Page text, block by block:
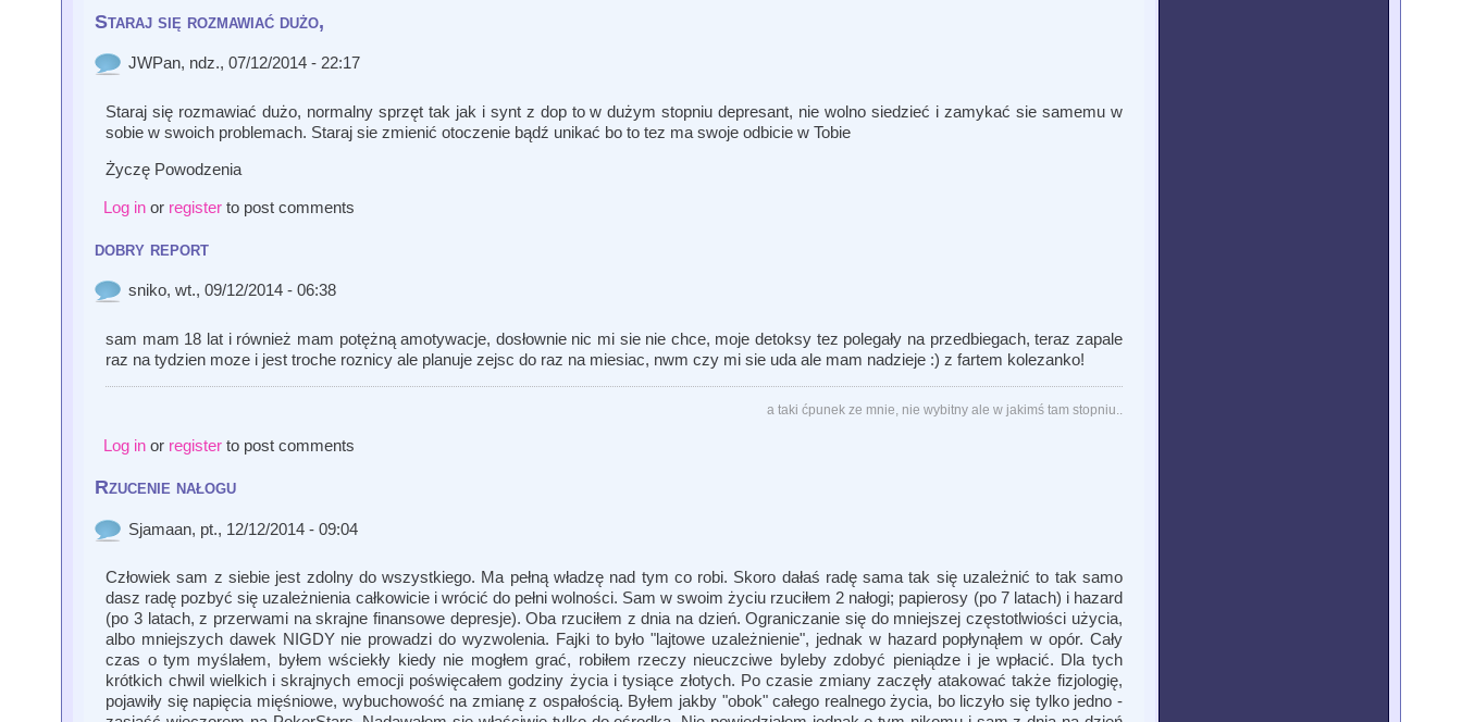
Staraj się rozmawiać dużo,
JWPan, ndz., 07/12/2014 - 22:17
Staraj się rozmawiać dużo, normalny sprzęt tak jak i synt z dop to w dużym stopniu depresant, nie wolno siedzieć i zamykać sie samemu w
sobie w swoich problemach. Staraj sie zmienić otoczenie bądź unikać bo to tez ma swoje odbicie w Tobie
Życzę Powodzenia
Log inor registerto post comments
dobry report
sniko, wt., 09/12/2014 - 06:38
sam mam 18 lat i również mam potężną amotywacje, dosłownie nic mi sie nie chce, moje detoksy tez polegały na przedbiegach, teraz zapale
raz na tydzien moze i jest troche roznicy ale planuje zejsc do raz na miesiac, nwm czy mi sie uda ale mam nadzieje :) z fartem kolezanko!
a taki ćpunek ze mnie, nie wybitny ale w jakimś tam stopniu..
Log inor registerto post comments
Rzucenie nałogu
Sjamaan, pt., 12/12/2014 - 09:04
Człowiek sam z siebie jest zdolny do wszystkiego. Ma pełną władzę nad tym co robi. Skoro dałaś radę sama tak się uzależnić to tak samo
dasz radę pozbyć się uzależnienia całkowicie i wrócić do pełni wolności. Sam w swoim życiu rzuciłem 2 nałogi; papierosy (po 7 latach) i hazard
(po 3 latach, z przerwami na skrajne finansowe depresje). Oba rzuciłem z dnia na dzień. Ograniczanie się do mniejszej częstotlwiości użycia,
albo mniejszych dawek NIGDY nie prowadzi do wyzwolenia. Fajki to było "lajtowe uzależnienie", jednak w hazard popłynąłem w opór. Cały
czas o tym myślałem, byłem wściekły kiedy nie mogłem grać, robiłem rzeczy nieuczciwe byleby zdobyć pieniądze i je wpłacić. Dla tych
krótkich chwil wielkich i skrajnych emocji poświęcałem godziny życia i tysiące złotych. Po czasie zmiany zaczęły atakować także fizjologię,
pojawiły się napięcia mięśniowe, wybuchowość na zmianę z ospałością. Byłem jakby "obok" całego realnego życia, bo liczyło się tylko jedno -